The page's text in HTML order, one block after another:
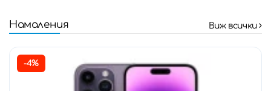
Намаления Виж всички
-4%